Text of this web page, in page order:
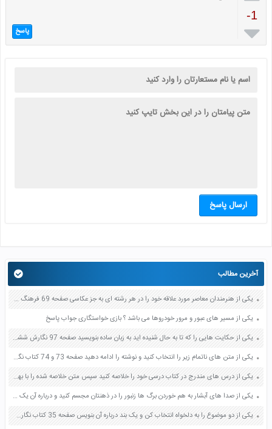
-1
 پاسخ
ارسال پاسخ
آخرین مطالب
یکی از هنرمندان معاصر مورد علاقه خود را در هر رشته ای به جز عکاسی صفحه 69 فرهنگ و هنر نهم
یکی از مسیر های عبور و مرور خودروها می باشد ؟ بازی خواستگاری جواب پاسخ
یکی از حکایت هایی را که تا به حال شنیده اید به زبان ساده بنویسید صفحه 97 نگارش ششم دبستان
یکی از متن های ناتمام زیر را انتخاب کنید و نوشته را ادامه دهید صفحه 73 و 74 کتاب نگارش فارسی پنجم دبستان
یکی از درس های مندرج در کتاب درسی خود را خلاصه کنید سپس متن خلاصه شده را با بهره گیری از روش های دسته بندی نمودار جدول نقشه مفهومی نشان دهید صفحه 118 نگارش یازدهم
یکی از صدا های آبشار به هم خوردن برگ ها زنبور را در ذهنتان مجسم کنید و درباره آن یک بند بنویسید صفحه 11 نگارش پنجم
یکی از دو موضوع را به دلخواه انتخاب کن و یک بند درباره آن بنویس صفحه 35 کتاب نگارش فارسی سوم